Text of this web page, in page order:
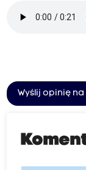
Wyślij opinię